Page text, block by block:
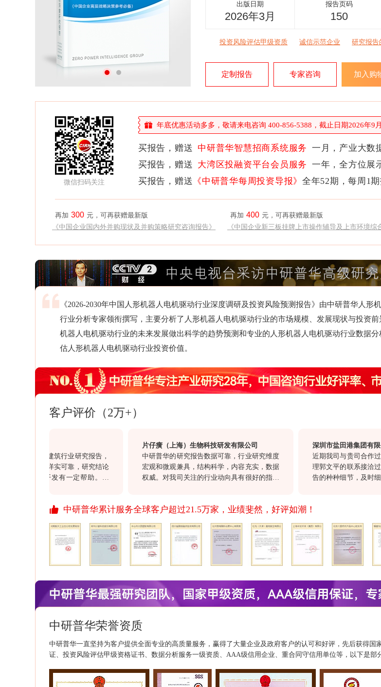
出版日期
2026年3月
报告页码
150
投资风险评估甲级资质 诚信示范企业 研究报告
定制报告 专家咨询 加入购
微信扫码关注
年底优惠活动多多，敬请来电咨询 400-856-5388，截止日期2026年9
买报告，赠送 中研普华智慧招商系统服务 一月，产业大数
买报告，赠送
大湾区投融资平台会员服务 一年，全方位展
买报告，赠送 《中研普华每周投资导报》 全年52期，每周1
再加 300 元，可再获赠最新版
《中国企业国内外并购现状及并购策略研究咨询报告》
再加 400 元，可再获赠最新版
《中国企业新三板挂牌上市操作辅导及上市环境综
《2026-2030年中国人形机器人电机驱动行业深度调研及投资风险预测报告》由中研普华人形
行业分析专家领衔撰写，主要分析了人形机器人电机驱动行业的市场规模、发展现状与投资
机器人电机驱动行业的未来发展做出科学的趋势预测和专业的人形机器人电机驱动行业数据
估人形机器人电机驱动行业投资价值。
客户评价（2万+）
的海南省建筑行业研究报告，
面，数据详实可靠，研究结论
的项目开发有一定帮助。另
片仔癀（上海）生物科技研发有限公司
中研普华的研究报告数据可靠，行业研究维度
宏观和微观兼具，结构科学，内容充实，数据
权威。对我司关注的行业动向具有很好的指导
行业报告质量均满意，祝愿贵司继续以前沿的
开拓更多、更丰富的资讯产品，与我们共同发
展、进步！
深圳市盐田港集团有限公司
近期我司与贵司合作过程
理郭文平的联系接洽过程
告的种种细节，及时细致
作。
中研普华累计服务全球客户超过21.5万家，业绩斐然，好评如潮！
中研普华荣誉资质
中研普华一直坚持为客户提供全面专业的高质量服务，赢得了大量企业及政府客户的认可和好评，先后获得国
证、投资风险评估甲级资格证书、数据分析服务一级资质、AAA级信用企业、重合同守信用单位等，以下是部